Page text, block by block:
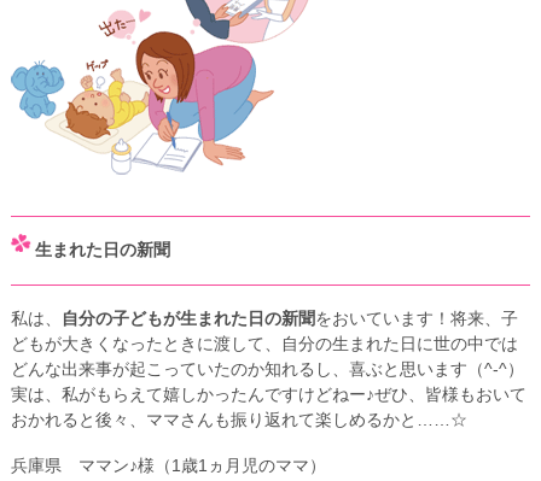
生まれた日の新聞
私は、 自分の子どもが生まれた日の新聞をおいています！将来、子
どもが大きくなったときに渡して、自分の生まれた日に世の中では
どんな出来事が起こっていたのか知れるし、喜ぶと思います（^-^）
実は、私がもらえて嬉しかったんですけどねー♪ ぜひ、皆様もおいて
おかれると後々、ママさんも振り返れて楽しめるかと……☆
兵庫県 ママン♪様（1歳1ヵ月児のママ）